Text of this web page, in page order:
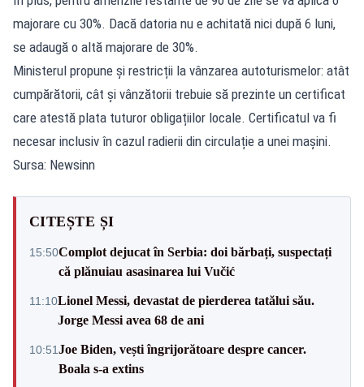
majorare cu 30%. Dacă datoria nu e achitată nici după 6 luni,
se adaugă o altă majorare de 30%.
Ministerul propune și restricții la vânzarea autoturismelor: atât
cumpărătorii, cât și vânzătorii trebuie să prezinte un certificat
care atestă plata tuturor obligațiilor locale. Certificatul va fi
necesar inclusiv în cazul radierii din circulație a unei mașini.
Sursa: Newsinn
CITEȘTE ȘI
15:50Complot dejucat în Serbia: doi bărbați, suspectați
că plănuiau asasinarea lui Vučić
11:10Lionel Messi, devastat de pierderea tatălui său.
Jorge Messi avea 68 de ani
10:51Joe Biden, vești îngrijorătoare despre cancer.
Boala s-a extins